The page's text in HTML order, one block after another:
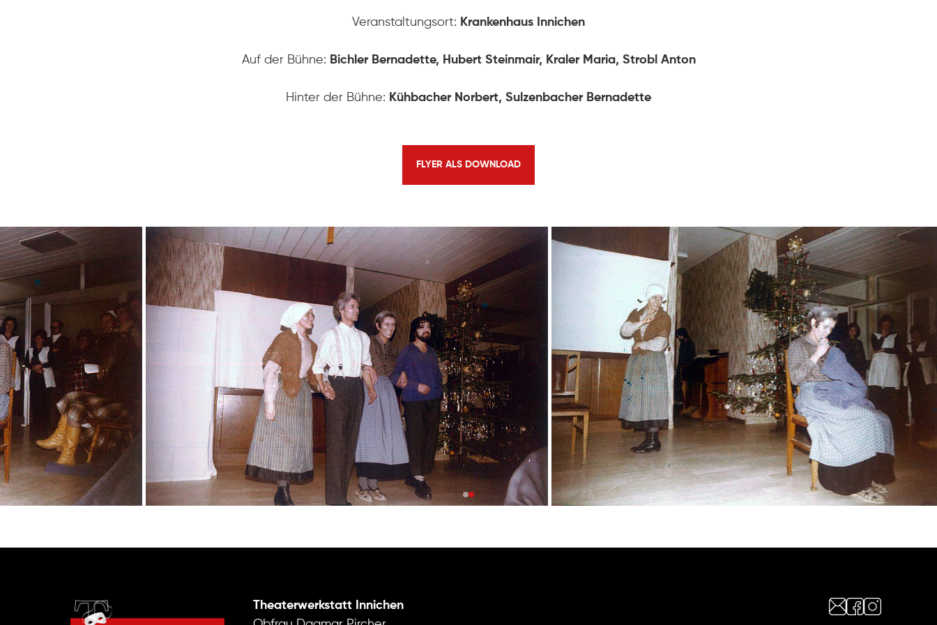
STARTSEITE
PRODUKTIONEN
Geschichte
Ausschuss
Mitwirkende
KONTAKT
Veranstaltungsort: Krankenhaus Innichen
Auf der Bühne: Bichler Bernadette, Hubert Steinmair, Kraler Maria, Strobl Anton
Hinter der Bühne: Kühbacher Norbert, Sulzenbacher Bernadette
FLYER ALS DOWNLOAD
Theaterwerkstatt Innichen